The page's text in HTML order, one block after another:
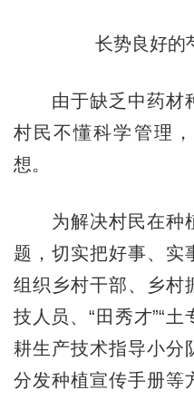
长势良好的
由于缺乏中药材种
村民不懂科学管理
想。
为解决村民在种植
题，切实把好事、实
组织乡村干部、乡村
技人员、“田秀才”“
耕生产技术指导小分
分发种植宣传手册等